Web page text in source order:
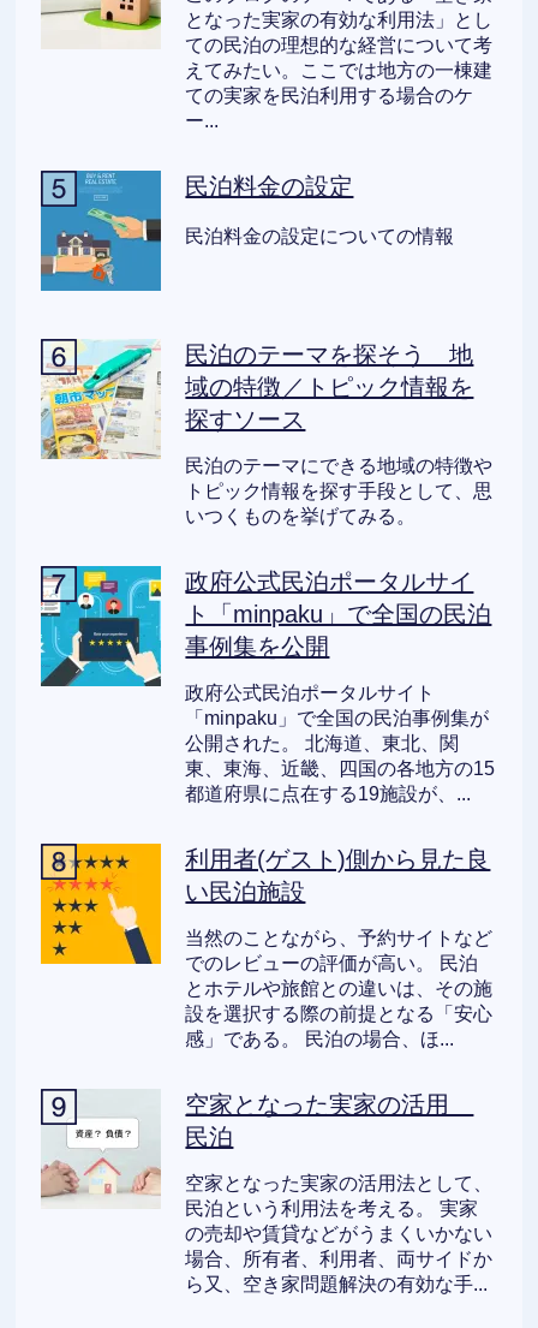
となった実家の有効な利用法」とし
ての民泊の理想的な経営について考
えてみたい。ここでは地方の一棟建
ての実家を民泊利用する場合のケ
ー...
民泊料金の設定
民泊料金の設定についての情報
民泊のテーマを探そう 地
域の特徴／トピック情報を
探すソース
民泊のテーマにできる地域の特徴や
トピック情報を探す手段として、思
いつくものを挙げてみる。
政府公式民泊ポータルサイ
ト「minpaku」で全国の民泊
事例集を公開
政府公式民泊ポータルサイト
「minpaku」で全国の民泊事例集が
公開された。 北海道、東北、関
東、東海、近畿、四国の各地方の15
都道府県に点在する19施設が、...
利用者(ゲスト)側から見た良
い民泊施設
当然のことながら、予約サイトなど
でのレビューの評価が高い。 民泊
とホテルや旅館との違いは、その施
設を選択する際の前提となる「安心
感」である。 民泊の場合、ほ...
空家となった実家の活用
民泊
空家となった実家の活用法として、
民泊という利用法を考える。 実家
の売却や賃貸などがうまくいかない
場合、所有者、利用者、両サイドか
ら又、空き家問題解決の有効な手...